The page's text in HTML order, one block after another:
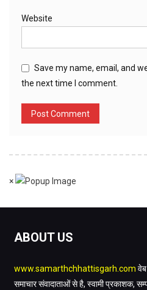
Website
Save my name, email, and
the next time I comment.
×
ABOUT US
www.samarthchhattisgarh.com
समाचार संवादाताओं से है, स्वामी प्रकाशक,